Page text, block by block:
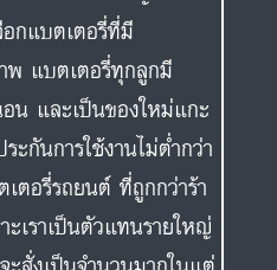
อกแบตเตอรี่ที่มี
แบตเตอรี่ทุกลูกมี
และเป็นของใหม่แกะ
กันการใช้งานไม่ต่ำกว่า
ตอรี่รถยนต์ ที่ถูกกว่าร้า
เราเป็นตัวแทนรายใหญ่